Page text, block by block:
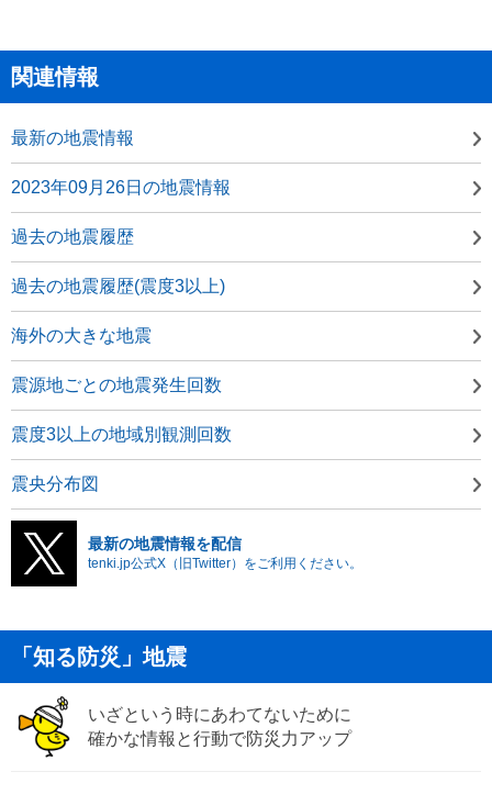
関連情報
最新の地震情報
2023年09月26日の地震情報
過去の地震履歴
過去の地震履歴(震度3以上)
海外の大きな地震
震源地ごとの地震発生回数
震度3以上の地域別観測回数
震央分布図
最新の地震情報を配信
tenki.jp公式X（旧Twitter）をご利用ください。
「知る防災」地震
いざという時にあわてないために
確かな情報と行動で防災力アップ